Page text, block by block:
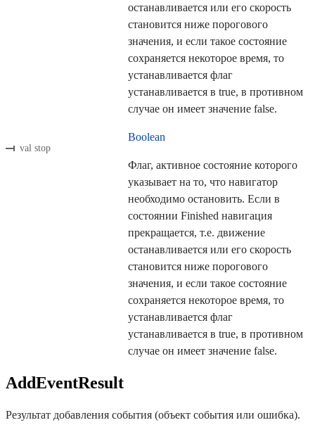
останавливается или его скорость
становится ниже порогового
значения, и если такое состояние
сохраняется некоторое время, то
устанавливается флаг
устанавливается в true, в противном
случае он имеет значение false.
val stop
Boolean
Флаг, активное состояние которого
указывает на то, что навигатор
необходимо остановить. Если в
состоянии Finished навигация
прекращается, т.е. движение
останавливается или его скорость
становится ниже порогового
значения, и если такое состояние
сохраняется некоторое время, то
устанавливается флаг
устанавливается в true, в противном
случае он имеет значение false.
AddEventResult
Результат добавления события (объект события или ошибка).